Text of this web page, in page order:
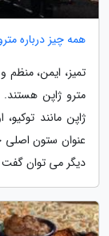
همه چیز درباره
تمیز، ایمن، منظم
مترو ژاپن
ژاپن مانند
عنوان ستون اصلی
دیگر می توان